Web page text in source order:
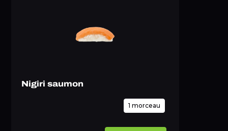
Nigiri saumon
1 morceau